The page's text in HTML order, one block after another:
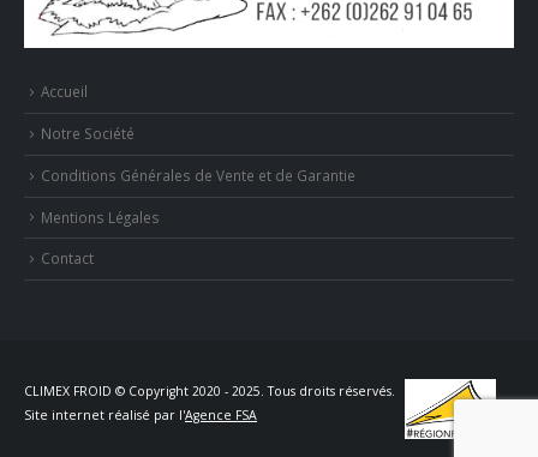
Accueil
Notre Société
Conditions Générales de Vente et de Garantie
Mentions Légales
Contact
CLIMEX FROID © Copyright 2020 - 2025. Tous droits réservés.
Site internet réalisé par l'Agence FSA